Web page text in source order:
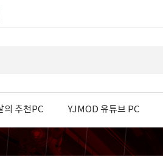
의 추천PC YJMOD 유튜브 PC